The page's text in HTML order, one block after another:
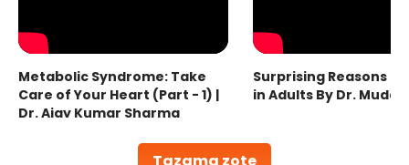
Metabolic Syndrome: Take
Care of Your Heart (Part - 1) |
Dr. Ajay Kumar Sharma
Surprising Reasons
in Adults By Dr.